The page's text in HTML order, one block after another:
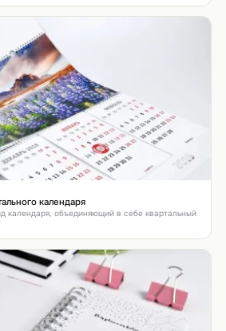
календаря
календаря, объединяющий в себе квартальный